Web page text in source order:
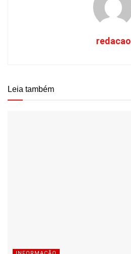
redacao
Leia também